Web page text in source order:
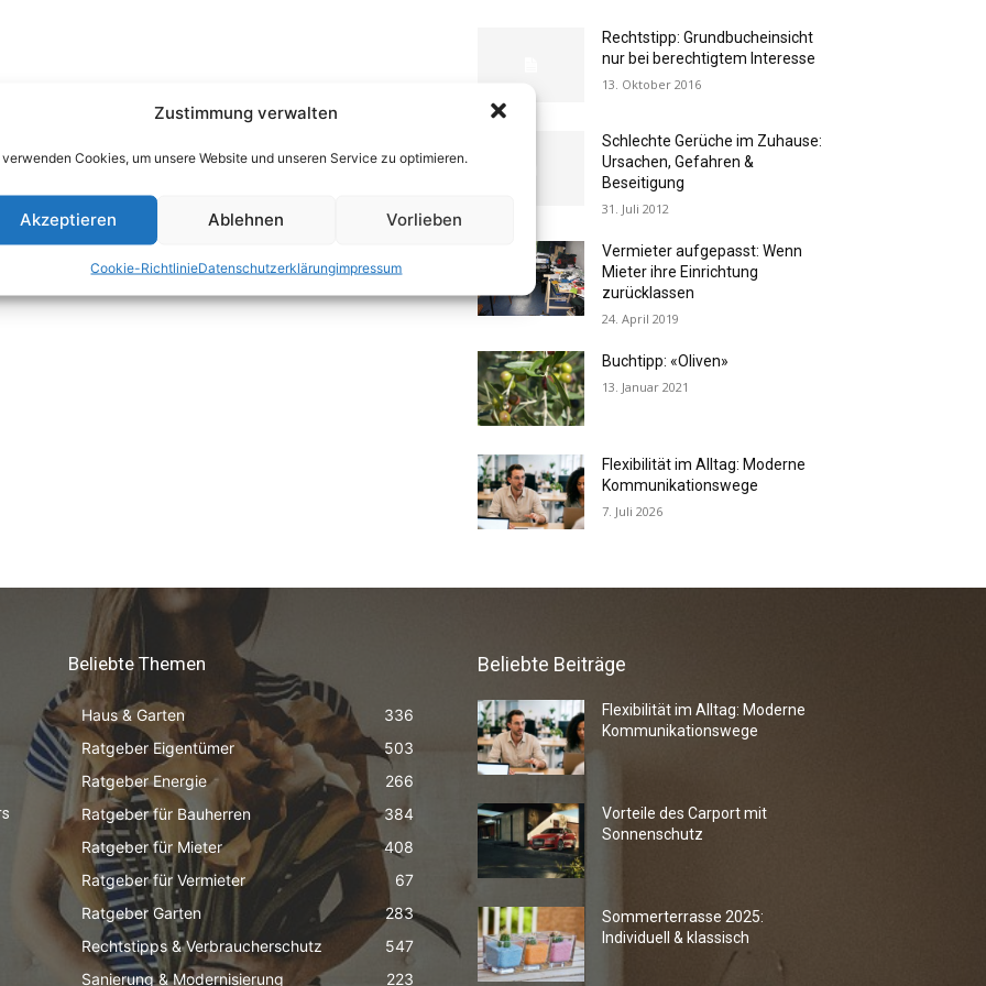
Zustimmung verwalten
verwenden Cookies, um unsere Website und unseren Service zu optimieren.
Akzeptieren Ablehnen Vorlieben
Cookie-RichtlinieDatenschutzerklärungimpressum
Rechtstipp: Grundbucheinsicht
nur bei berechtigtem Interesse
13. Oktober 2016
Schlechte Gerüche im Zuhause:
Ursachen, Gefahren &
Beseitigung
31. Juli 2012
Vermieter aufgepasst: Wenn
Mieter ihre Einrichtung
zurücklassen
24. April 2019
Buchtipp: «Oliven»
13. Januar 2021
Flexibilität im Alltag: Moderne
Kommunikationswege
7. Juli 2026
Beliebte Themen
Haus & Garten
336
Ratgeber Eigentümer
503
Ratgeber Energie
266
Ratgeber für Bauherren
384
Ratgeber für Mieter
408
Ratgeber für Vermieter
67
Ratgeber Garten
283
Rechtstipps & Verbraucherschutz
547
Sanierung & Modernisierung
223
Beliebte Beiträge
Flexibilität im Alltag: Moderne
Kommunikationswege
Vorteile des Carport mit
Sonnenschutz
Sommerterrasse 2025:
Individuell & klassisch